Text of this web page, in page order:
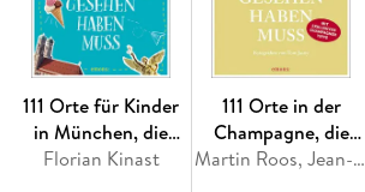
111 Orte für Kinder
in München, die
man gesehen haben
Florian Kinast
111 Orte in der
Champagne, die
man gesehen haben
Martin Roos, Jean-Claude Bourgueil